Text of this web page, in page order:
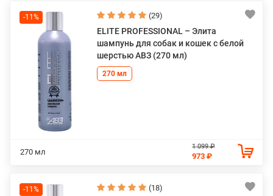
-11% (29)
ELITE PROFESSIONAL – Элита
шампунь для собак и кошек с белой
шерстью АВЗ (270 мл)
270 мл
270 мл
1 099 ₽
973 ₽
-11% (18)